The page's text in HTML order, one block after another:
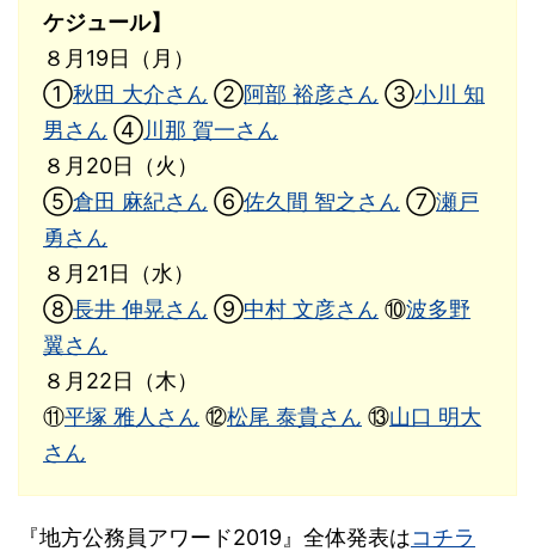
ケジュール】
８月19日（月）
①秋田 大介さん ②阿部 裕彦さん ③小川 知
男さん ④川那 賀一さん
８月20日（火）
⑤倉田 麻紀さん ⑥佐久間 智之さん ⑦瀬戸
勇さん
８月21日（水）
⑧長井 伸晃さん ⑨中村 文彦さん ⑩波多野
翼さん
８月22日（木）
⑪平塚 雅人さん ⑫松尾 泰貴さん ⑬山口 明大
さん
『地方公務員アワード2019』全体発表はコチラ